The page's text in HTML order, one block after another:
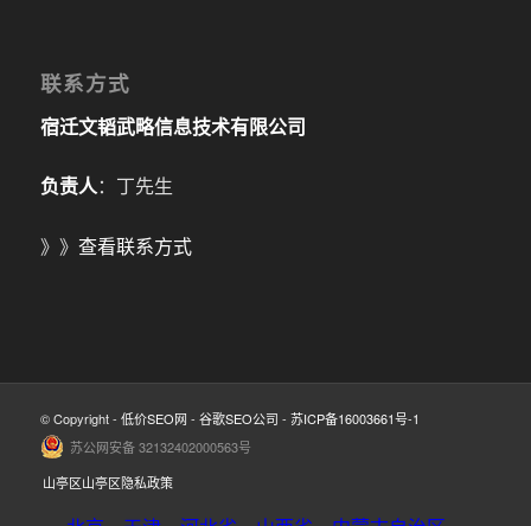
联系方式
宿迁文韬武略信息技术有限公司
负责人：丁先生
》》 查看联系方式
© Copyright - 低价SEO网 - 谷歌SEO公司 - 苏ICP备16003661号-1
苏公网安备 32132402000563号
山亭区山亭区隐私政策